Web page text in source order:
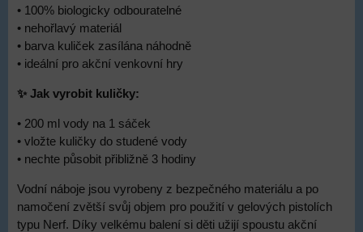
• 100% biologicky odbouratelné
• nehořlavý materiál
• barva kuliček zasílána náhodně
• ideální pro akční venkovní hry
✨ Jak vyrobit kuličky:
• 200 ml vody na 1 sáček
• vložte kuličky do studené vody
• nechte působit přibližně 3 hodiny
Vodní náboje jsou vyrobeny z bezpečného materiálu a po
namočení zvětší svůj objem pro použití v gelových pistolích
typu Nerf. Díky velkému balení si děti užijí spoustu akční